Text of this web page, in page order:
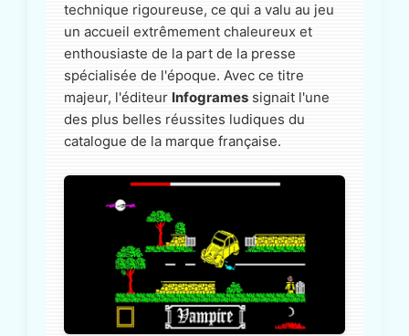
technique rigoureuse, ce qui a valu au jeu
un accueil extrêmement chaleureux et
enthousiaste de la part de la presse
spécialisée de l'époque. Avec ce titre
majeur, l'éditeur Infogrames signait l'une
des plus belles réussites ludiques du
catalogue de la marque française.